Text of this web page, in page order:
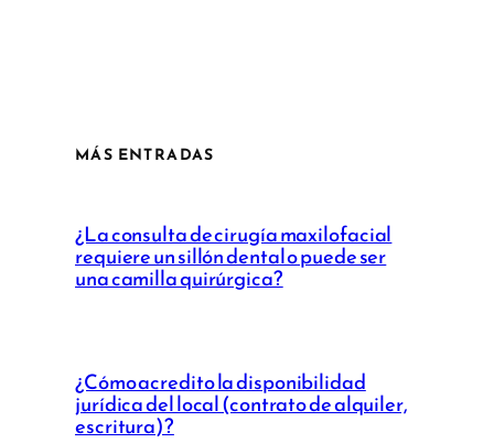
MÁS ENTRADAS
¿La consulta de cirugía maxilofacial
requiere un sillón dental o puede ser
una camilla quirúrgica?
¿Cómo acredito la disponibilidad
jurídica del local (contrato de alquiler,
escritura)?